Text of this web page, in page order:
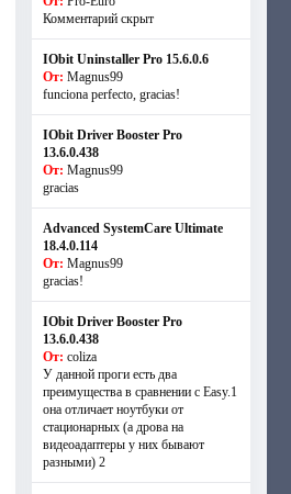
Комментарий скрыт
IObit Uninstaller Pro 15.6.0.6
От: Magnus99
funciona perfecto, gracias!
IObit Driver Booster Pro
13.6.0.438
От: Magnus99
gracias
Advanced SystemCare Ultimate
18.4.0.114
От: Magnus99
gracias!
IObit Driver Booster Pro
13.6.0.438
От: coliza
У данной проги есть два
преимущества в сравнении с Easy.1
она отличает ноутбуки от
стационарных (а дрова на
видеоадаптеры у них бывают
разными) 2